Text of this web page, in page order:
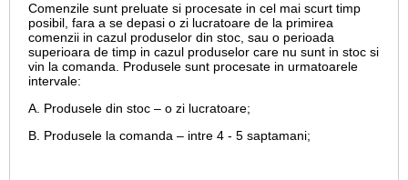
Comenzile sunt preluate si procesate in cel mai scurt timp
posibil, fara a se depasi o zi lucratoare de la primirea
comenzii in cazul produselor din stoc, sau o perioada
superioara de timp in cazul produselor care nu sunt in stoc si
vin la comanda. Produsele sunt procesate in urmatoarele
intervale:
A. Produsele din stoc – o zi lucratoare;
B. Produsele la comanda – intre 4 - 5 saptamani;